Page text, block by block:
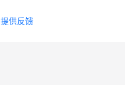
提供反馈